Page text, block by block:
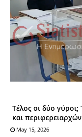
Τέλος οι δύο
και
May 15, 2026